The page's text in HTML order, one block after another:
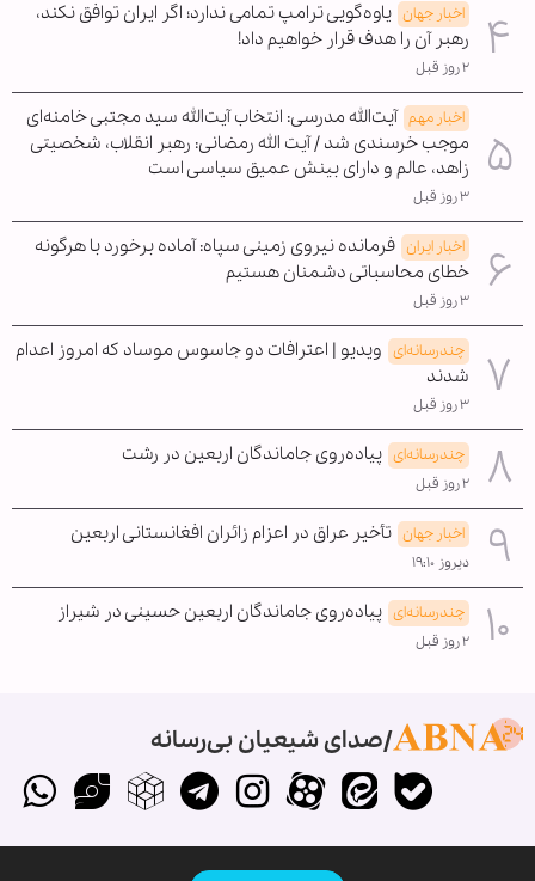
اخبار جهان یاوه‌گویی ترامپ تمامی ندارد؛ اگر ایران توافق نکند،
رهبر آن را هدف قرار خواهیم داد!
۲ روز قبل
اخبار مهم آیت‌الله مدرسی: انتخاب آیت‌الله سید مجتبی خامنه‌ای
موجب خرسندی شد / آیت الله رمضانی: رهبر انقلاب، شخصیتی
زاهد، عالم و دارای بینش عمیق سیاسی است
۳ روز قبل
اخبار ایران فرمانده نیروی زمینی سپاه: آماده برخورد با هرگونه
خطای محاسباتی دشمنان هستیم
۳ روز قبل
چندرسانه‌ای ویدیو | اعترافات دو جاسوس موساد که امروز اعدام
شدند
۳ روز قبل
چندرسانه‌ای پیاده‌روی جاماندگان اربعین در رشت
۲ روز قبل
اخبار جهان تأخیر عراق در اعزام زائران افغانستانی اربعین
دیروز ۱۹:۱۰
چندرسانه‌ای پیاده‌روی جاماندگان اربعین حسینی در شیراز
۲ روز قبل
صدای شیعیان بی‌رسانه